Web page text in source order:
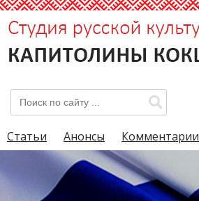
Статьи Анонсы Комментарии